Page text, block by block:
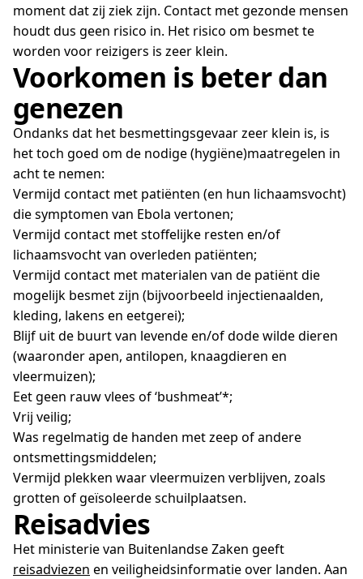
moment dat zij ziek zijn. Contact met gezonde mensen
houdt dus geen risico in. Het risico om besmet te
worden voor reizigers is zeer klein.
Voorkomen is beter dan
genezen
Ondanks dat het besmettingsgevaar zeer klein is, is
het toch goed om de nodige (hygiëne)maatregelen in
acht te nemen:
Vermijd contact met patiënten (en hun lichaamsvocht)
die symptomen van Ebola vertonen;
Vermijd contact met stoffelijke resten en/of
lichaamsvocht van overleden patiënten;
Vermijd contact met materialen van de patiënt die
mogelijk besmet zijn (bijvoorbeeld injectienaalden,
kleding, lakens en eetgerei);
Blijf uit de buurt van levende en/of dode wilde dieren
(waaronder apen, antilopen, knaagdieren en
vleermuizen);
Eet geen rauw vlees of ‘bushmeat’*;
Vrij veilig;
Was regelmatig de handen met zeep of andere
ontsmettingsmiddelen;
Vermijd plekken waar vleermuizen verblijven, zoals
grotten of geïsoleerde schuilplaatsen.
Reisadvies
Het ministerie van Buitenlandse Zaken geeft
reisadviezen en veiligheidsinformatie over landen. Aan